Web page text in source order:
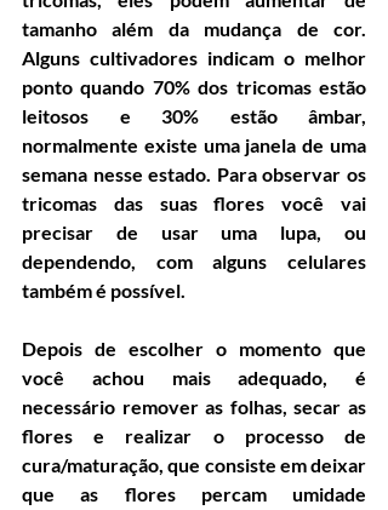
tamanho além da mudança de cor.
Alguns cultivadores indicam o melhor
ponto quando 70% dos tricomas estão
leitosos e 30% estão âmbar,
normalmente existe uma janela de uma
semana nesse estado. Para observar os
tricomas das suas flores você vai
precisar de usar uma lupa, ou
dependendo, com alguns celulares
também é possível.
Depois de escolher o momento que
você achou mais adequado, é
necessário remover as folhas, secar as
flores e realizar o processo de
cura/maturação, que consiste em deixar
que as flores percam umidade